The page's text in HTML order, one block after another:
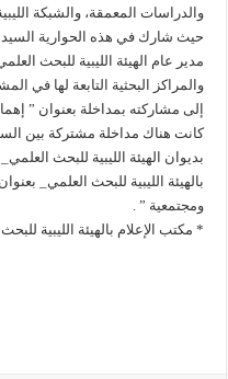
والدراسات المعمقة، والشبكة
حيث شارك في هذه الحوارية السيد
مدير عام الهيئة الليبية للبحث
والمراكز البحثية التابعة لها في
إلى مشاركته بمداخلة بعنوان ”
كانت هناك مداخلة مشتركة بين
بديوان الهيئة الليبية للبحث
بالهيئة الليبية للبحث العلمي_
ومجتمعية ” .
* مكتب الإعلام بالهيئة الليبية